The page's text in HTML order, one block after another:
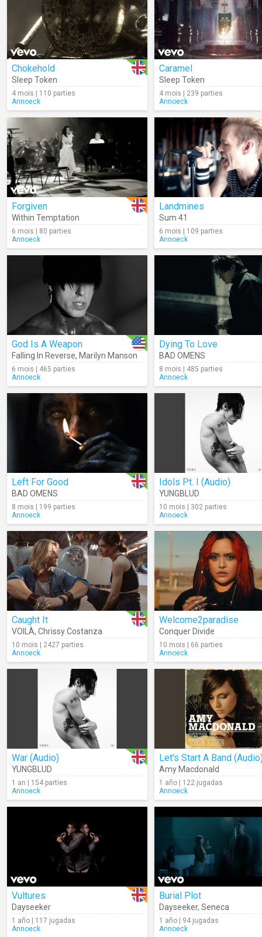
Chokehold
Sleep Token
4 mois | 110 parties
Annoeck
Caramel
Sleep Token
4 mois | 239 parties
Annoeck
Forgiven
Within Temptation
6 mois | 80 parties
Annoeck
Landmines
Sum 41
6 mois | 109 parties
Annoeck
God Is A Weapon
Falling In Reverse, Marilyn Manson
6 mois | 465 parties
Annoeck
Dying To Love
BAD OMENS
8 mois | 485 parties
Annoeck
Left For Good
BAD OMENS
8 mois | 199 parties
Annoeck
Idols Pt. I (Audio)
YUNGBLUD
10 mois | 302 parties
Annoeck
Caught It
VOILÀ, Chrissy Costanza
10 mois | 2427 parties
Annoeck
Welcome2paradise
Conquer Divide
10 mois | 66 parties
Annoeck
War (Audio)
YUNGBLUD
1 an | 154 parties
Annoeck
Let's Start A Band
Amy Macdonald
1 año | 122 jugadas
Annoeck
Vultures
Dayseeker
1 año | 117 jugadas
Annoeck
Burial Plot
Dayseeker, Seneca
1 año | 94 jugadas
Annoeck